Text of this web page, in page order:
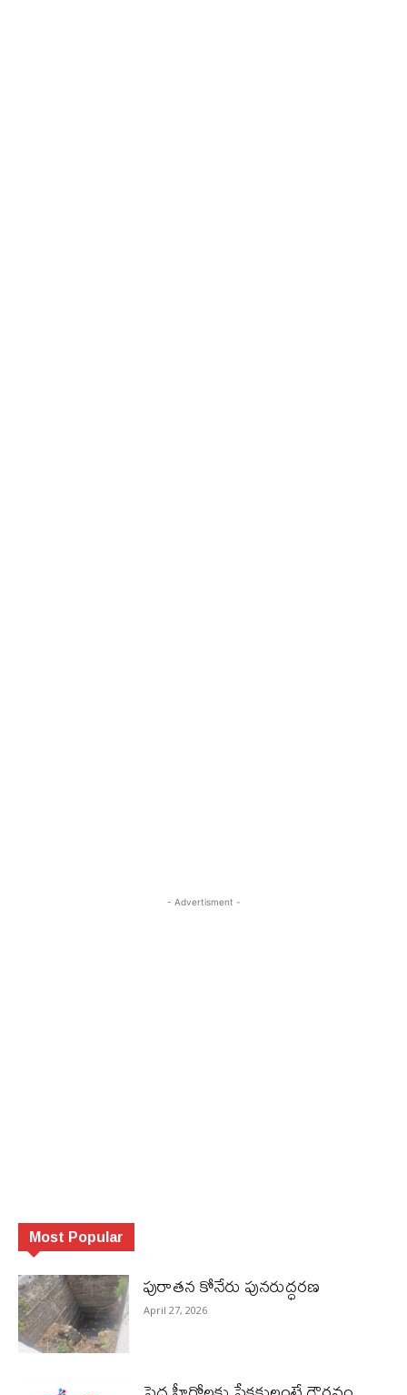
- Advertisment -
Most Popular
పురాత‌న కోనేరు పున‌రుద్ధ‌ర‌ణ
April 27, 2026